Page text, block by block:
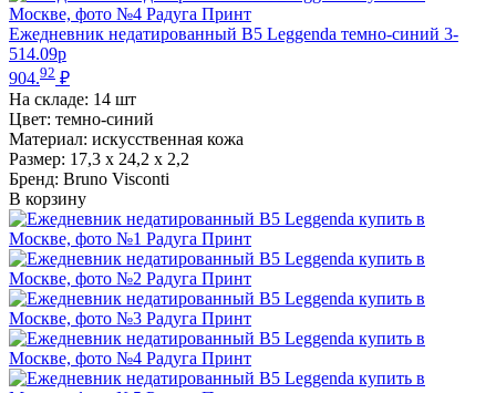
Ежедневник недатированный В5 Leggenda темно-синий 3-
514.09p
904.92 ₽
На складе: 14 шт
Цвет: темно-синий
Материал: искусственная кожа
Размер: 17,3 х 24,2 х 2,2
Бренд: Bruno Visconti
В корзину